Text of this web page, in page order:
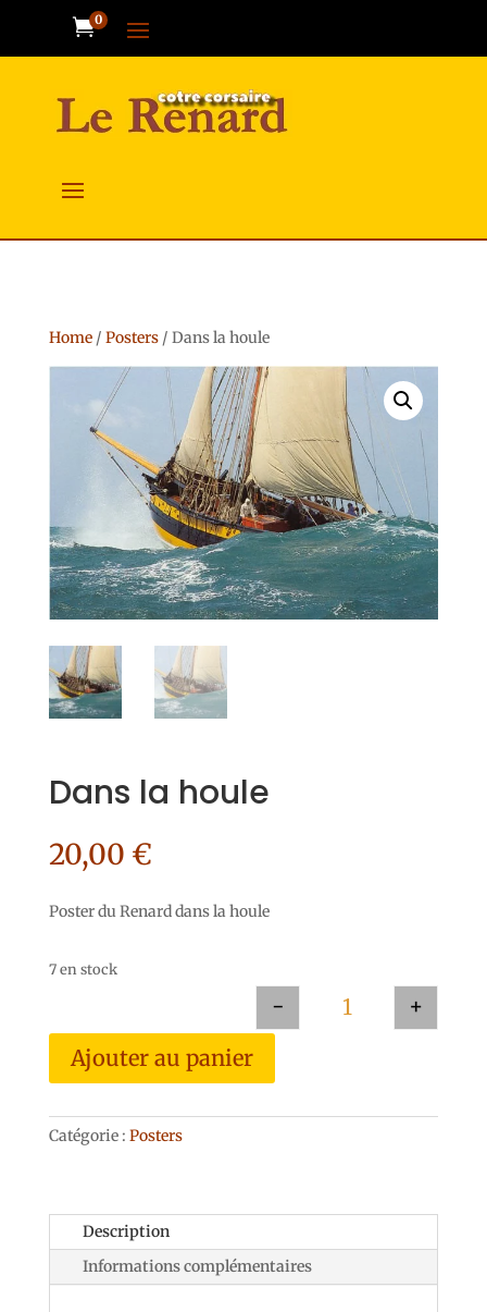
0
Home/ Posters/ Dans la houle
Dans la houle
20,00 €
Poster du Renard dans la houle
7 en stock
quantité de Dans
-
+
Ajouter au panier
Catégorie : Posters
Description
Informations complémentaires